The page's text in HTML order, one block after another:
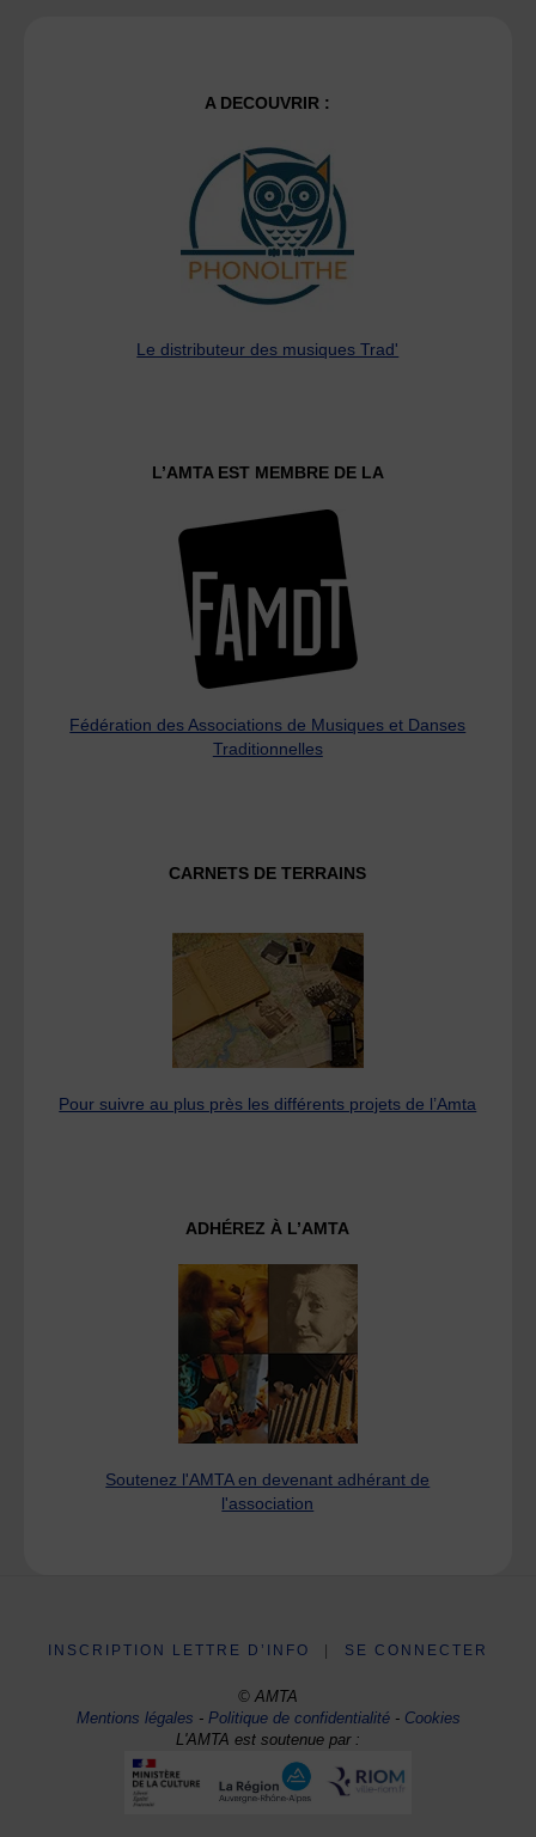
A DECOUVRIR :
Le distributeur des musiques Trad'
L’AMTA EST MEMBRE DE LA
Fédération des Associations de Musiques et Danses
Traditionnelles
CARNETS DE TERRAINS
Pour suivre au plus près les différents projets de l’Amta
ADHÉREZ À L’AMTA
Soutenez l'AMTA en devenant adhérant de
l'association
INSCRIPTION LETTRE D’INFO SE CONNECTER
© AMTA
Mentions légales -Politique de confidentialité- Cookies
L'AMTA est soutenue par :